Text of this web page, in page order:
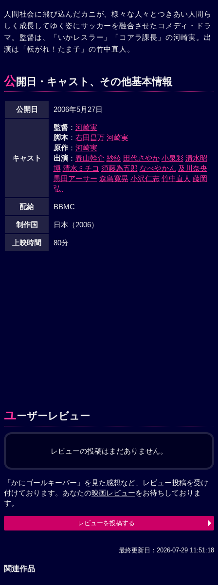
近づく中、強敵・泥門スターズはカニの殺戮計画を練ってい
た。
人間社会に飛び込んだカニが、様々な人々とつきあい人間ら
しく成長してゆく姿にサッカーを融合させたコメディ・ドラ
マ。監督は、「いかレスラー」「コアラ課長」の河崎実。出
演は「転がれ！たま子」の竹中直人。
公開日・キャスト、その他基本情報
公開日 2006年5月27日
キャスト
監督： 河崎実
脚本： 右田昌万 河崎実
原作： 河崎実
出演： 春山幹介 紗綾 田代さやか 小泉彩 清水昭
博 清水ミチコ 須藤為五郎 なべやかん 及川奈央
黒田アーサー 森島寛晃 小沢仁志 竹中直人 藤岡
弘、
配給 BBMC
制作国 日本（2006）
上映時間 80分
ユーザーレビュー
レビューの投稿はまだありません。
「かにゴールキーパー」を見た感想など、レビュー投稿を受け
付けております。あなたの映画レビューをお待ちしておりま
す。
レビューを投稿する
最終更新日：2026-07-29 11:51:18
関連作品